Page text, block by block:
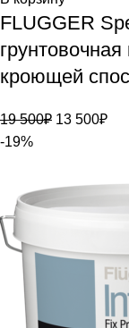
FLUGGER
кроющей
19 500₽ 13 500₽
-19%